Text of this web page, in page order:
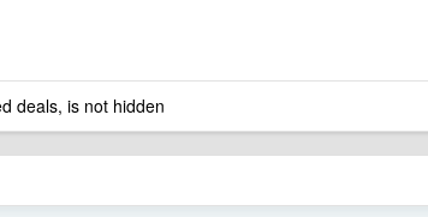
deals, is not hidden